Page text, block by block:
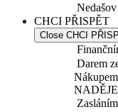
Nedašov
CHCI PŘISPĚT
Close CHCI
Darem
NADĚJE